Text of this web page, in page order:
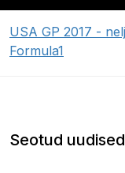
USA GP 2017 -
Formula1
Seotud uudised